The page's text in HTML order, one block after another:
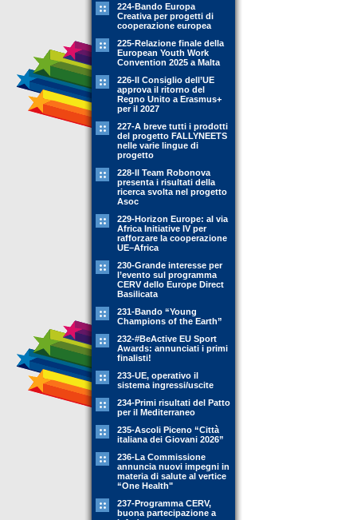
224-Bando Europa
Creativa per progetti di
cooperazione europea
225-Relazione finale della
European Youth Work
Convention 2025 a Malta
226-Il Consiglio dell’UE
approva il ritorno del
Regno Unito a Erasmus+
per il 2027
227-A breve tutti i prodotti
del progetto FALLYNEETS
nelle varie lingue di
progetto
228-Il Team Robonova
presenta i risultati della
ricerca svolta nel progetto
Asoc
229-Horizon Europe: al via
Africa Initiative IV per
rafforzare la cooperazione
UE–Africa
230-Grande interesse per
l’evento sul programma
CERV dello Europe Direct
Basilicata
231-Bando “Young
Champions of the Earth”
232-#BeActive EU Sport
Awards: annunciati i primi
finalisti!
233-UE, operativo il
sistema ingressi/uscite
234-Primi risultati del Patto
per il Mediterraneo
235-Ascoli Piceno “Città
italiana dei Giovani 2026”
236-La Commissione
annuncia nuovi impegni in
materia di salute al vertice
“One Health"
237-Programma CERV,
buona partecipazione a